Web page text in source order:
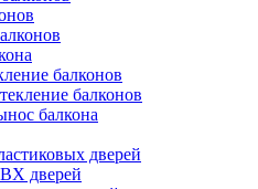
балконов
балконов
балкона
дверей
дверей